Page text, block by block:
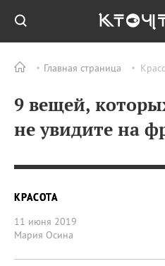
Главная страница
9 вещей,
не увидите на
КРАСОТА
11 июня 2019
Мария Осина